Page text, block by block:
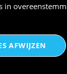
is een webshop
ons terecht voor
in
AFWIJZEN